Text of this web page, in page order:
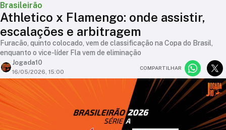
Brasileirão
Athletico x Flamengo: onde assistir,
escalações e arbitragem
Furacão, quinto colocado, vem de classificação na Copa do Brasil,
enquanto o vice-líder Fla vem de eliminação
Jogada10
16/05/2026, 15:00
COMPARTILHAR